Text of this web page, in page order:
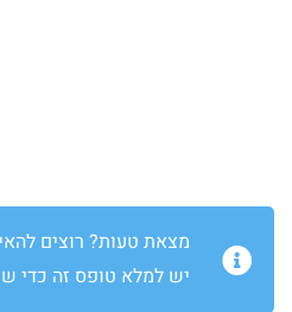
מצאת טעות? רוצים
יש למלא טופס זה כדי